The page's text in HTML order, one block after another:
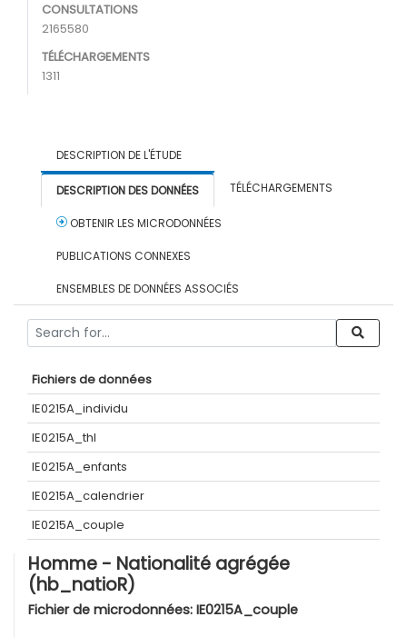
CONSULTATIONS
2165580
TÉLÉCHARGEMENTS
1311
DESCRIPTION DE L'ÉTUDE
DESCRIPTION DES DONNÉES TÉLÉCHARGEMENTS
OBTENIR LES MICRODONNÉES
PUBLICATIONS CONNEXES
ENSEMBLES DE DONNÉES ASSOCIÉS
Fichiers de données
IE0215A_individu
IE0215A_thl
IE0215A_enfants
IE0215A_calendrier
IE0215A_couple
Homme - Nationalité agrégée
(hb_natioR)
Fichier de microdonnées: IE0215A_couple